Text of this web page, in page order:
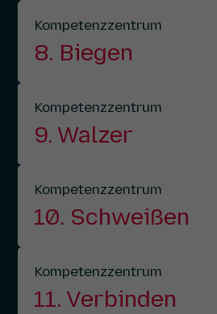
Kompetenzzentrum
8. Biegen
Kompetenzzentrum
9. Walzer
Kompetenzzentrum
10. Schweißen
Kompetenzzentrum
11. Verbinden